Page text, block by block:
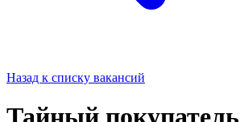
Назад к списку вакансий